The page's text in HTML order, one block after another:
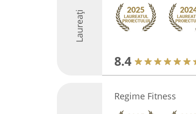
Laureați
8.4
Regime Fitness